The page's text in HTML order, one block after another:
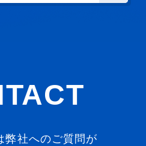
弊社へのご質問が